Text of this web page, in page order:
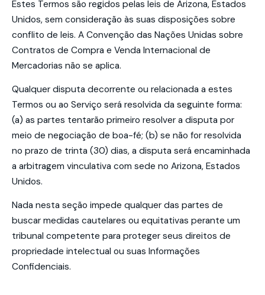
Estes Termos são regidos pelas leis de Arizona, Estados
Unidos, sem consideração às suas disposições sobre
conflito de leis. A Convenção das Nações Unidas sobre
Contratos de Compra e Venda Internacional de
Mercadorias não se aplica.
Qualquer disputa decorrente ou relacionada a estes
Termos ou ao Serviço será resolvida da seguinte forma:
(a) as partes tentarão primeiro resolver a disputa por
meio de negociação de boa-fé; (b) se não for resolvida
no prazo de trinta (30) dias, a disputa será encaminhada
a arbitragem vinculativa com sede no Arizona, Estados
Unidos.
Nada nesta seção impede qualquer das partes de
buscar medidas cautelares ou equitativas perante um
tribunal competente para proteger seus direitos de
propriedade intelectual ou suas Informações
Confidenciais.